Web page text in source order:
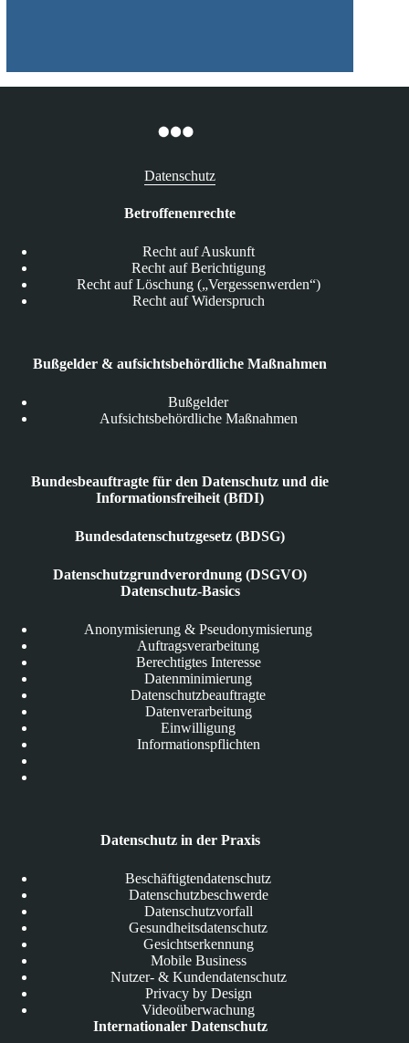
Datenschutz
Betroffenenrechte
Recht auf Auskunft
Recht auf Berichtigung
Recht auf Löschung („Vergessenwerden“)
Recht auf Widerspruch
Bußgelder & aufsichtsbehördliche Maßnahmen
Bußgelder
Aufsichtsbehördliche Maßnahmen
Bundesbeauftragte für den Datenschutz und die
Informationsfreiheit (BfDI)
Bundesdatenschutzgesetz (BDSG)
Datenschutzgrundverordnung (DSGVO)
Datenschutz-Basics
Anonymisierung & Pseudonymisierung
Auftragsverarbeitung
Berechtigtes Interesse
Datenminimierung
Datenschutzbeauftragte
Datenverarbeitung
Einwilligung
Informationspflichten
Datenschutz in der Praxis
Beschäftigtendatenschutz
Datenschutzbeschwerde
Datenschutzvorfall
Gesundheitsdatenschutz
Gesichtserkennung
Mobile Business
Nutzer- & Kundendatenschutz
Privacy by Design
Videoüberwachung
Internationaler Datenschutz